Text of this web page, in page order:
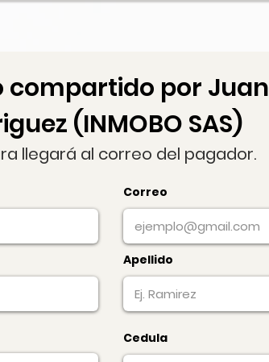
compartido por Juan
(INMOBO SAS)
llegará al correo del pagador.
Correo
Apellido
Cedula